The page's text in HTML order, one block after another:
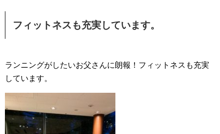
フィットネスも充実しています。
ランニングがしたいお父さんに朗報！フィットネスも充実
しています。